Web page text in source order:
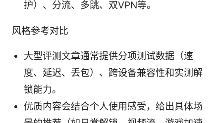
护）、分流、多跳、双VPN等。
风格参考对比
大型评测文章通常提供分项测试数据（速
度、延迟、丢包）、跨设备兼容性和实测解
锁能力。
优质内容会结合个人使用感受，给出具体场